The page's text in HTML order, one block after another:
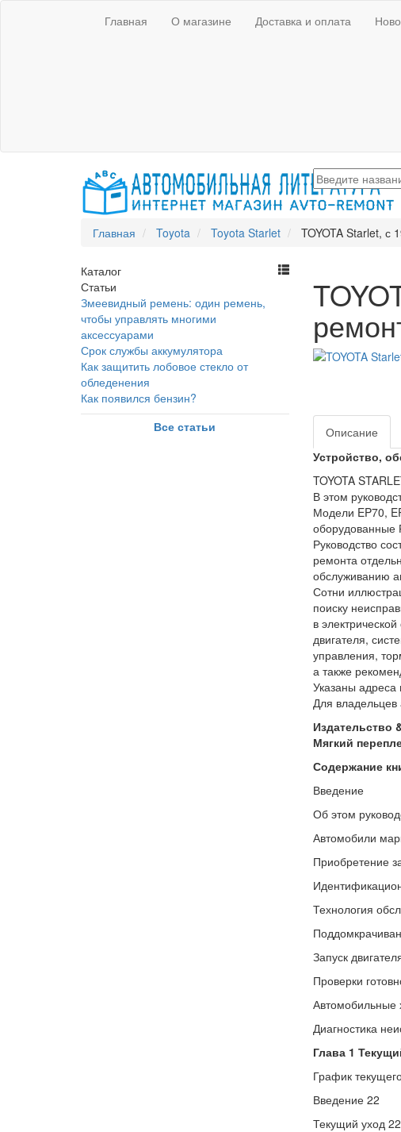
Главная О магазине Доставка и оплата
Главная Toyota Toyota Starlet TOYOTA Starlet, с
Каталог
Статьи
Змеевидный ремень: один ремень,
чтобы управлять многими
аксессуарами
Срок службы аккумулятора
Как защитить лобовое стекло от
обледенения
Как появился бензин?
Все статьи
Описание
Устройство,
TOYOTA
В этом
Модели EP70,
Руководство
ремонта
обслуживанию
Сотни
поиску
в
двигателя,
управления,
а также
Указаны адреса
Для владельцев
Издательство
Мягкий
Содержание
Введение
Об этом
Автомобили
Приобретение
Технология
Запуск
Проверки
Автомобильные
Диагностика
Глава 1
График
Введение 22
Текущий уход 22